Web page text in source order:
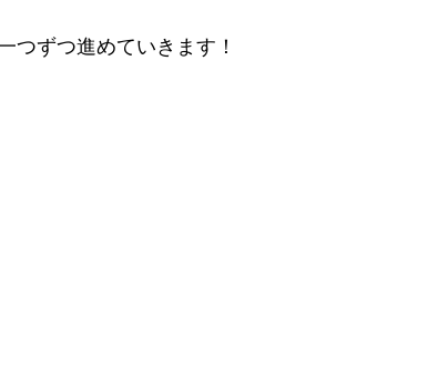
ずつ進めていきます！